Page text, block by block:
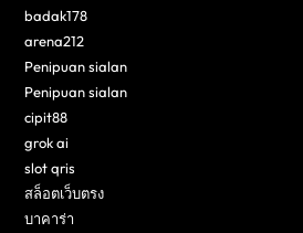
badak178
arena212
Penipuan sialan
Penipuan sialan
cipit88
grok ai
slot qris
สล็อตเว็บตรง
บาคาร่า